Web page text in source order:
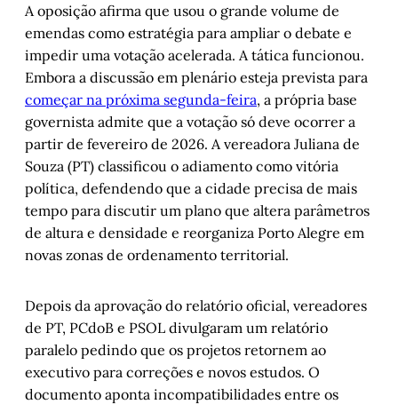
A oposição afirma que usou o grande volume de
emendas como estratégia para ampliar o debate e
impedir uma votação acelerada. A tática funcionou.
Embora a discussão em plenário esteja prevista para
começar na próxima segunda-feira, a própria base
governista admite que a votação só deve ocorrer a
partir de fevereiro de 2026. A vereadora Juliana de
Souza (PT) classificou o adiamento como vitória
política, defendendo que a cidade precisa de mais
tempo para discutir um plano que altera parâmetros
de altura e densidade e reorganiza Porto Alegre em
novas zonas de ordenamento territorial.
Depois da aprovação do relatório oficial, vereadores
de PT, PCdoB e PSOL divulgaram um relatório
paralelo pedindo que os projetos retornem ao
executivo para correções e novos estudos. O
documento aponta incompatibilidades entre os